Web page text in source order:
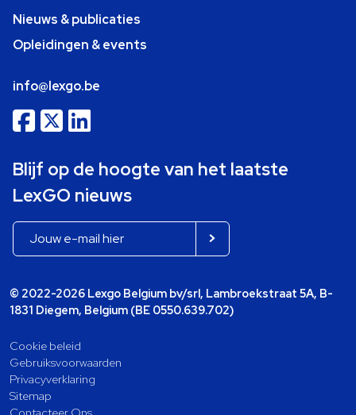
Nieuws & publicaties
Opleidingen & events
info@lexgo.be
Blijf op de hoogte van het laatste
LexGO nieuws
© 2022-2026 Lexgo Belgium bv/srl, Lambroekstraat 5A, B-
1831 Diegem, Belgium (BE 0550.639.702)
Cookie beleid
Gebruiksvoorwaarden
Privacyverklaring
Sitemap